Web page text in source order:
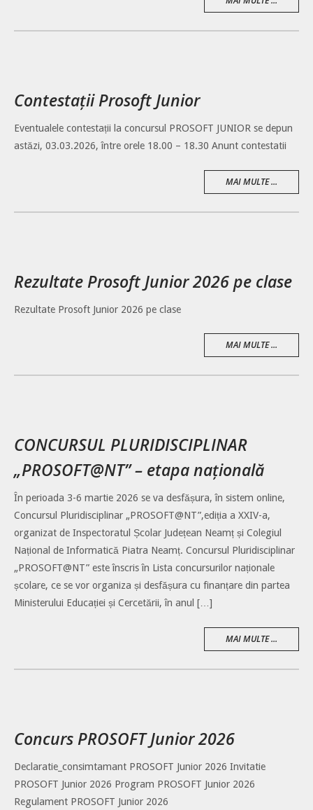
Contestații Prosoft Junior
Eventualele contestații la concursul PROSOFT JUNIOR se depun
astăzi, 03.03.2026, între orele 18.00 – 18.30 Anunt contestatii
MAI MULTE ...
Rezultate Prosoft Junior 2026 pe clase
Rezultate Prosoft Junior 2026 pe clase
MAI MULTE ...
CONCURSUL PLURIDISCIPLINAR
„PROSOFT@NT” – etapa națională
În perioada 3-6 martie 2026 se va desfășura, în sistem online,
Concursul Pluridisciplinar „PROSOFT@NT”,ediția a XXIV-a,
organizat de Inspectoratul Școlar Județean Neamț și Colegiul
Național de Informatică Piatra Neamț. Concursul Pluridisciplinar
„PROSOFT@NT” este înscris în Lista concursurilor naționale
școlare, ce se vor organiza și desfășura cu finanțare din partea
Ministerului Educației și Cercetării, în anul […]
MAI MULTE ...
Concurs PROSOFT Junior 2026
Declaratie_consimtamant PROSOFT Junior 2026 Invitatie
PROSOFT Junior 2026 Program PROSOFT Junior 2026
Regulament PROSOFT Junior 2026